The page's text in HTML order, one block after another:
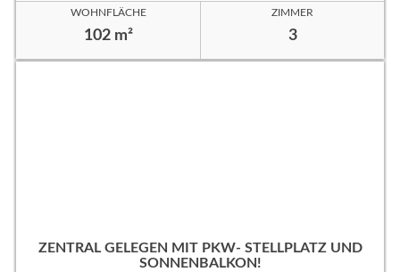
WOHNFLÄCHE
102 m²
ZIMMER
3
ZENTRAL GELEGEN MIT PKW- STELLPLATZ UND
SONNENBALKON!